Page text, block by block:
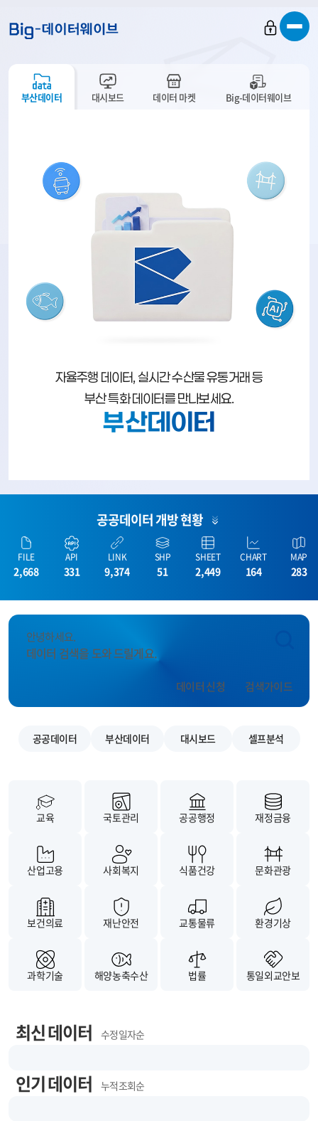
부산데이터 대시보드 데이터 마켓 Big-데이터웨이브
자율주행 데이터, 실시간 수산물 유통거래 등
부산 특화 데이터를 만나보세요.
부산데이터
공공데이터 개방 현황
FILE
2,668
API
331
LINK
9,374
SHP
51
SHEET
2,449
CHART
164
MAP
283
안녕하세요.
데이터 검색을 도와 드릴게요.
데이터 신청 검색가이드
공공데이터 부산데이터 대시보드 셀프분석
교육 국토관리 공공행정 재정금융
산업고용 사회복지 식품건강 문화관광
보건의료 재난안전 교통물류 환경기상
과학기술 해양농축수산 법률 통일외교안보
최신 데이터 수정 일자순
인기 데이터 누적 조회순